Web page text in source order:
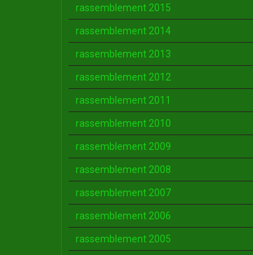
rassemblement 2015
rassemblement 2014
rassemblement 2013
rassemblement 2012
rassemblement 2011
rassemblement 2010
rassemblement 2009
rassemblement 2008
rassemblement 2007
rassemblement 2006
rassemblement 2005